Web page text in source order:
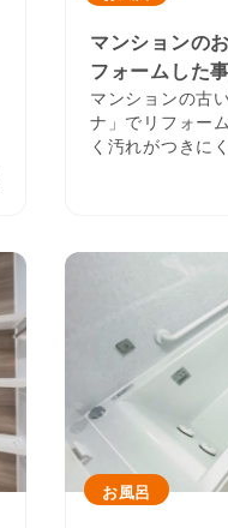
マンションの
フォームした
マンションの古
ナ」でリフォー
く汚れがつきに
お風呂